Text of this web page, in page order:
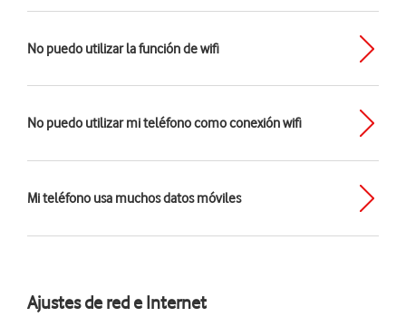
No puedo utilizar la función de wifi
No puedo utilizar mi teléfono como conexión wifi
Mi teléfono usa muchos datos móviles
Ajustes de red e Internet